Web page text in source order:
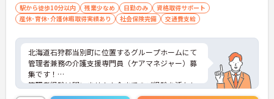
駅から徒歩10分以内 残業少なめ 日勤のみ
資格取得サポート
産休･育休･介護休暇取得実績あり
社会保険完備 交通費支給
北海道石狩郡当別町に位置するグループホームにて
管理者兼務の介護支援専門員（ケアマネジャー）募
集です！
管理者経験は問いません！今までのご経験を活かし
てキャリアアップできるチャンスです！